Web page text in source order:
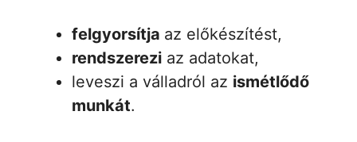
felgyorsítja az előkészítést,
rendszerezi az adatokat,
leveszi a válladról az ismétlődő
munkát.